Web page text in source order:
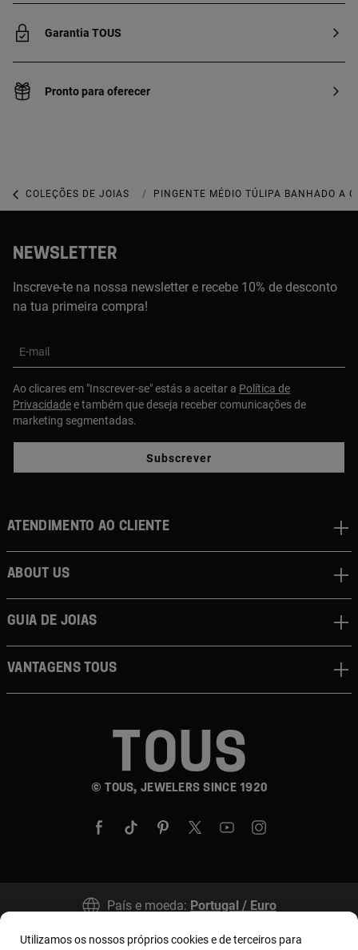
Garantia TOUS
Pronto para oferecer
COLEÇÕES DE JOIAS COLEÇÃO TOUS SWEET DOLLS
PINGENTE MÉDIO TÚLIPA BANHADO A
NEWSLETTER
Inscreve-te na nossa newsletter e recebe 10% de desconto
na tua primeira compra!
E-mail
Ao clicares em "Inscrever-se" estás a aceitar a Política de
Privacidadee também que deseja receber comunicações de
marketing segmentadas.
Subscrever
© TOUS, JEWELERS SINCE 1920
Atendimento ao cliente
About us
Guia de joias
Vantagens TOUS
País e moeda: Portugal / Euro
Utilizamos os nossos próprios cookies e de terceiros para